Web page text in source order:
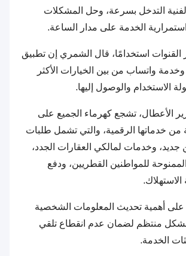
التدخل بسرعة، وحل المشكلات
الخدمة على مدار الساعة.
القنوات استخدامًا، قال الشمري إن تطبيق
واتساب من بين الخيارات الأكثر
الاستخدام والوصول إليها.
الأعطال، تشجع كهرماء الجميع على
من خدماتها الرقمية، والتي تشمل طلبات
جديد، وخدمات لمالكي العقارات الجدد،
للمواطنين القطريين، ودفع
الاستهلاك.
أهمية تحديث المعلومات الشخصية
بشكل منتظم لضمان عدم انقطاع تلقي
الخدمة.